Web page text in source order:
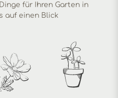
für Ihren Garten in
auf einen Blick